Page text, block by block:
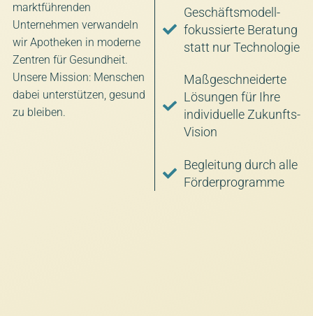
marktführenden
Unternehmen verwandeln
wir Apotheken in moderne
Zentren für Gesundheit.
Unsere Mission: Menschen
dabei unterstützen, gesund
zu bleiben.
Geschäftsmodell-
fokussierte Beratung
statt nur Technologie
Maßgeschneiderte
Lösungen für Ihre
individuelle Zukunfts-
Vision
Begleitung durch alle
Förderprogramme